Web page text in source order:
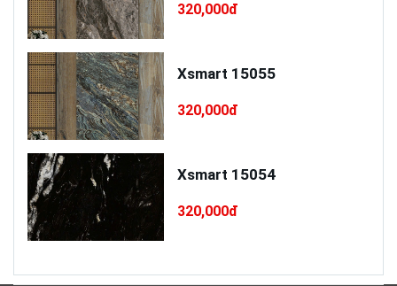
320,000đ
Xsmart 15055
320,000đ
Xsmart 15054
320,000đ